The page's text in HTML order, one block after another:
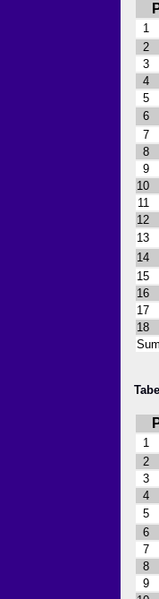
1
2
3
4
5
6
7
8
9
10
11
12
13
14
15
16
17
18
1
2
3
4
5
6
7
8
9